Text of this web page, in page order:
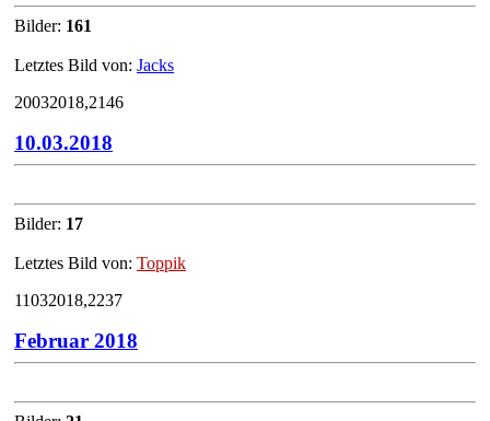
Bilder: 161
Letztes Bild von: Jacks
20032018,2146
10.03.2018
Bilder: 17
Letztes Bild von: Toppik
11032018,2237
Februar 2018